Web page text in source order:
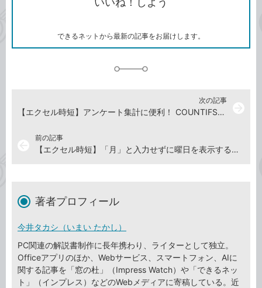
ア
ク
ク
できるネットから最新の記事をお届けします。
前の記事
【エクセル時短】「月」と入力せずに曜日を表示する方法、わかる？ 書式設定の活用ワザ 4選
次の記事
【エクセル時短】アンケート集計に便利！ COUNTIFS関数を使ってマトリクス表を作る
著者プロフィール
今井タカシ（いまい たかし）
PC関連の解説書制作に長年携わり、ライターとして独立。
Officeアプリのほか、Webサービス、スマートフォン、AIに
関する記事を「窓の杜」（Impress Watch）や「できるネッ
ト」（インプレス）などのWebメディアに寄稿している。近